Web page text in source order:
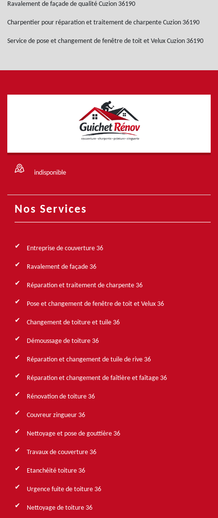
Ravalement de façade de qualité Cuzion 36190
Charpentier pour réparation et traitement de charpente Cuzion 36190
Service de pose et changement de fenêtre de toit et Velux Cuzion 36190
indisponible
Nos Services
Entreprise de couverture 36
Ravalement de façade 36
Réparation et traitement de charpente 36
Pose et changement de fenêtre de toit et Velux 36
Changement de toiture et tuile 36
Démoussage de toiture 36
Réparation et changement de tuile de rive 36
Réparation et changement de faîtière et faîtage 36
Rénovation de toiture 36
Couvreur zingueur 36
Nettoyage et pose de gouttière 36
Travaux de couverture 36
Etanchéité toiture 36
Urgence fuite de toiture 36
Nettoyage de toiture 36